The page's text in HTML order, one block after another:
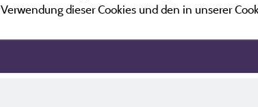
Verwendung dieser Cookies und den in unserer